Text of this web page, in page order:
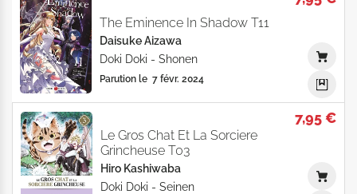
The Eminence In Shadow T11
Daisuke Aizawa
Doki Doki - Shonen
Parution le 7 févr. 2024
7,95 €
Le Gros Chat Et La Sorciere
Grincheuse T03
Hiro Kashiwaba
Doki Doki - Seinen